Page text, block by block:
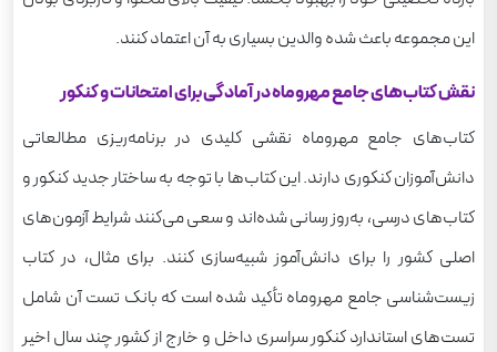
این مجموعه باعث شده والدین بسیاری به آن اعتماد کنند.
نقش کتاب‌های جامع مهروماه در آمادگی برای امتحانات و کنکور
کتاب‌های جامع مهروماه نقشی کلیدی در برنامه‌ریزی مطالعاتی
دانش‌آموزان کنکوری دارند. این کتاب‌ها با توجه به ساختار جدید کنکور و
کتاب‌های درسی، به‌روز رسانی شده‌اند و سعی می‌کنند شرایط آزمون‌های
اصلی کشور را برای دانش‌آموز شبیه‌سازی کنند. برای مثال، در کتاب
زیست‌شناسی جامع مهروماه تأکید شده است که بانک تست آن شامل
تست‌های استاندارد کنکور سراسری داخل و خارج از کشور چند سال اخیر